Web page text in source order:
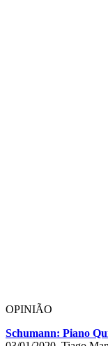
OPINIÃO
Schumann: Piano